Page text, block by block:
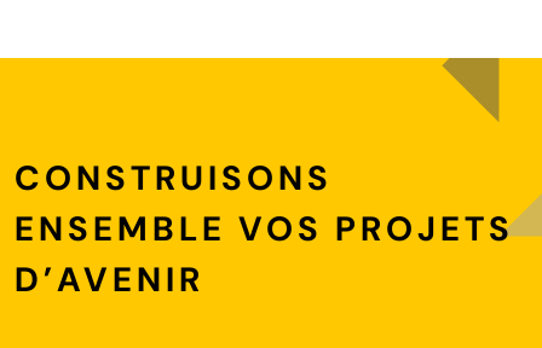
CONSTRUISONS
ENSEMBLE VOS PROJETS
D’AVENIR